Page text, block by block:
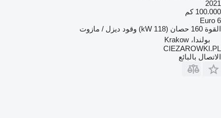
2021
100.000 كم
Euro 6
القوة 160 حصان (118 kW) وقود ديزل / مازوت
بولندا، Krakow
CIEZAROWKI.PL
الاتصال بالبائع